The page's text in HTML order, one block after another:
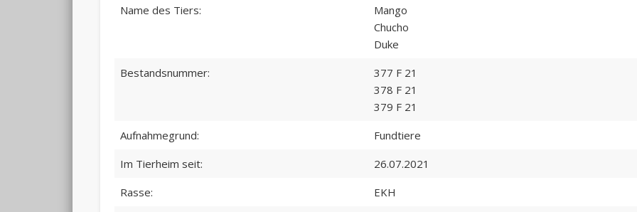
Name des Tiers:
Mango
Chucho
Duke
Bestandsnummer:
377 F 21
378 F 21
379 F 21
Aufnahmegrund:
Fundtiere
Im Tierheim seit:
26.07.2021
Rasse:
EKH